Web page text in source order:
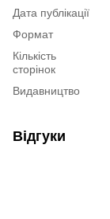
Дата публікації
Формат
Кількість
сторінок
Видавництво
Відгуки